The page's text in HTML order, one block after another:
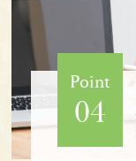
Point
04